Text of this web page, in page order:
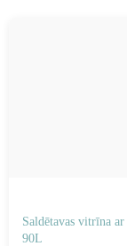
Saldētavas vitrīna
90L